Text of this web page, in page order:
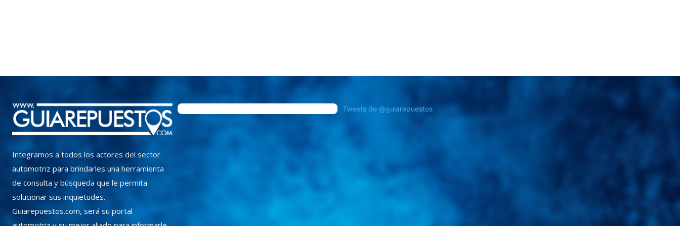
Integramos a todos los actores del sector
automotriz para brindarles una herramienta
de consulta y búsqueda que le permita
solucionar sus inquietudes.
Guiarepuestos.com, será su portal
Tweets de @guiarepuestos